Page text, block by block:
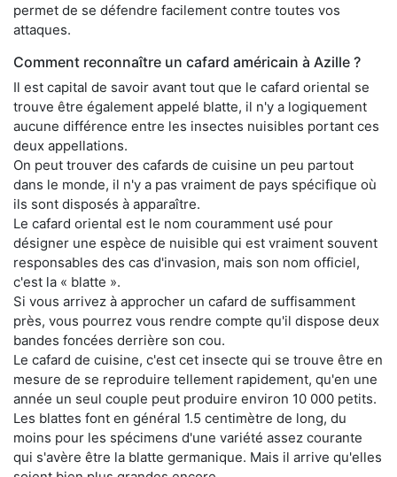
permet de se défendre facilement contre toutes vos
attaques.
Comment reconnaître un cafard américain à Azille ?
Il est capital de savoir avant tout que le cafard oriental se
trouve être également appelé blatte, il n'y a logiquement
aucune différence entre les insectes nuisibles portant ces
deux appellations.
On peut trouver des cafards de cuisine un peu partout
dans le monde, il n'y a pas vraiment de pays spécifique où
ils sont disposés à apparaître.
Le cafard oriental est le nom couramment usé pour
désigner une espèce de nuisible qui est vraiment souvent
responsables des cas d'invasion, mais son nom officiel,
c'est la « blatte ».
Si vous arrivez à approcher un cafard de suffisamment
près, vous pourrez vous rendre compte qu'il dispose deux
bandes foncées derrière son cou.
Le cafard de cuisine, c'est cet insecte qui se trouve être en
mesure de se reproduire tellement rapidement, qu'en une
année un seul couple peut produire environ 10 000 petits.
Les blattes font en général 1.5 centimètre de long, du
moins pour les spécimens d'une variété assez courante
qui s'avère être la blatte germanique. Mais il arrive qu'elles